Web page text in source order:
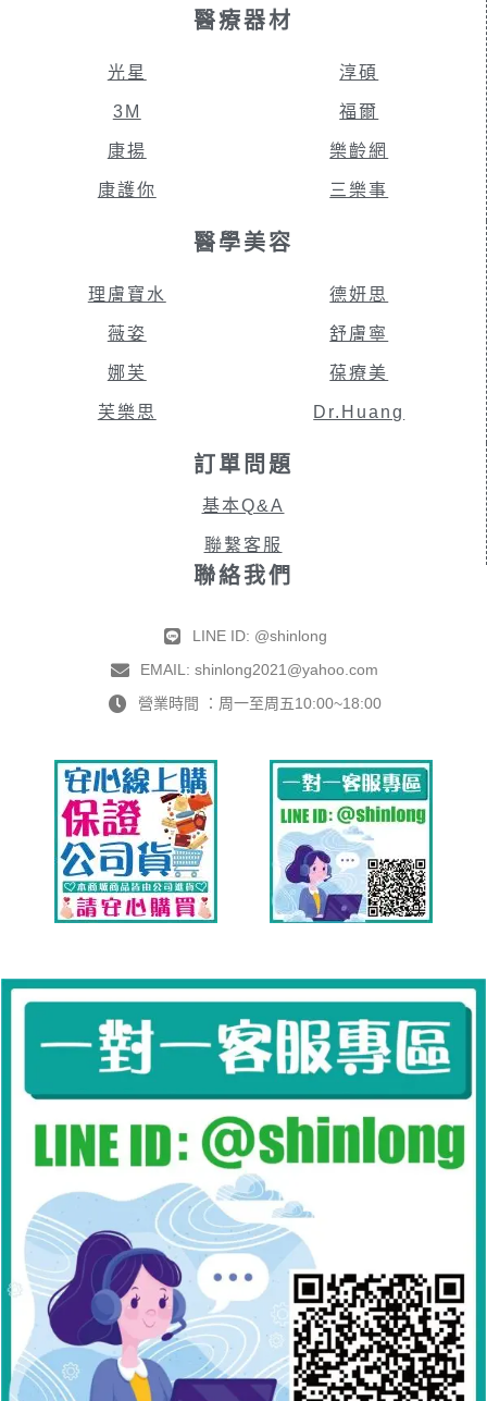
醫療器材
光星
3M
康揚
康護你
淳碩
福爾
樂齡網
三樂事
醫學美容
理膚寶水
薇姿
娜芙
芙樂思
德妍思
舒膚寧
葆療美
Dr.Huang
訂單問題
基本Q&A
聯繫客服
聯絡我們
LINE ID: @shinlong
EMAIL: shinlong2021@yahoo.com
營業時間 ：周一至周五10:00~18:00